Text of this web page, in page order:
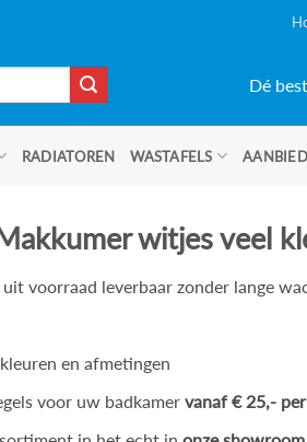
Dé
RADIATOREN WASTAFELS
witjes veel
voorraad leverbaar zonder lange
en afmetingen
voor uw badkamer vanaf € 25,- per